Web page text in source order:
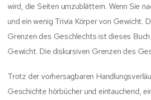
wird, die Seiten umzublättern. Wenn Sie
und ein wenig Trivia Körper von Gewicht.
Grenzen des Geschlechts ist dieses
Gewicht. Die diskursiven Grenzen des
Trotz der vorhersagbaren
Geschichte hörbücher und eintauchend,